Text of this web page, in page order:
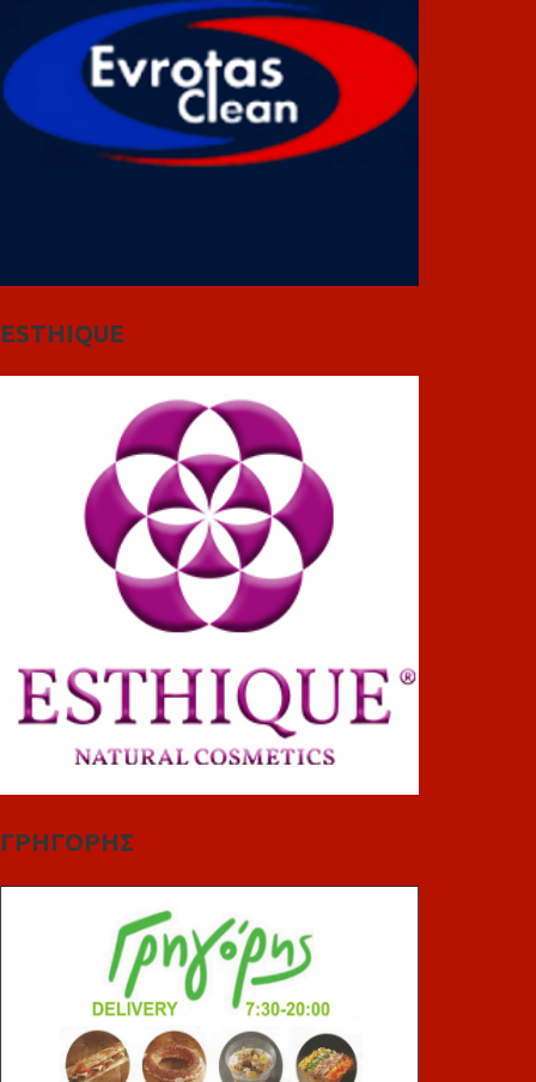
ESTHIQUE
ΓΡΗΓΟΡΗΣ